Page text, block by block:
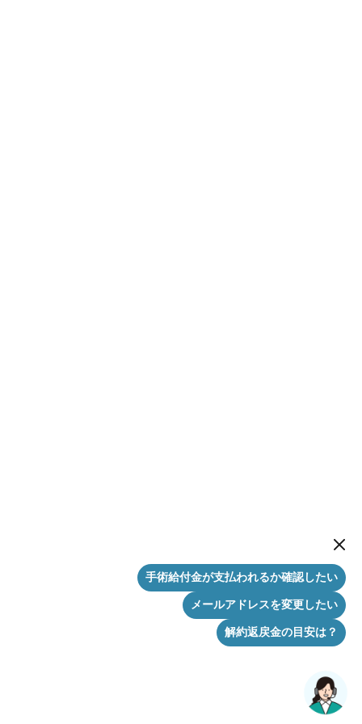
New
手術給付金が支払われるか確認したい
メールアドレスを変更したい
解約返戻金の目安は？